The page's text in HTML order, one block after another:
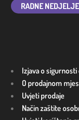
RADNE NEDJELJE
Izjava o
O prodajnom
Uvjeti prodaje
Način zaštite